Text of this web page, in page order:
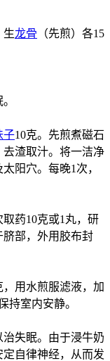
生龙骨 （先煎）各15
子10克。先煎煮磁石
去渣取汁。将一洁净
阳穴。每晚1次，
药10克或1丸，研
部，外用胶布封
用水煎服滤液，加
持室内安静。
失眠。由于浸牛奶
自律神经，从而发